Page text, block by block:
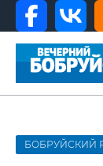
БОБРУЙСКИЙ